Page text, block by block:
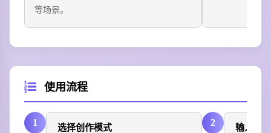
等场景。
使用流程
1 选择创作模式 2 输入创